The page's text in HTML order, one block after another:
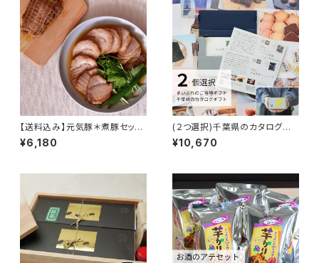
【送料込み】元気豚＊煮豚セット
(5個入)【ジェリービーンズ】
¥6,180
(２つ選択)千葉県のカタログギフ
ト＊まいぷれのご当地ギフト【フ
ューチャーリンクネットワーク】
¥10,670